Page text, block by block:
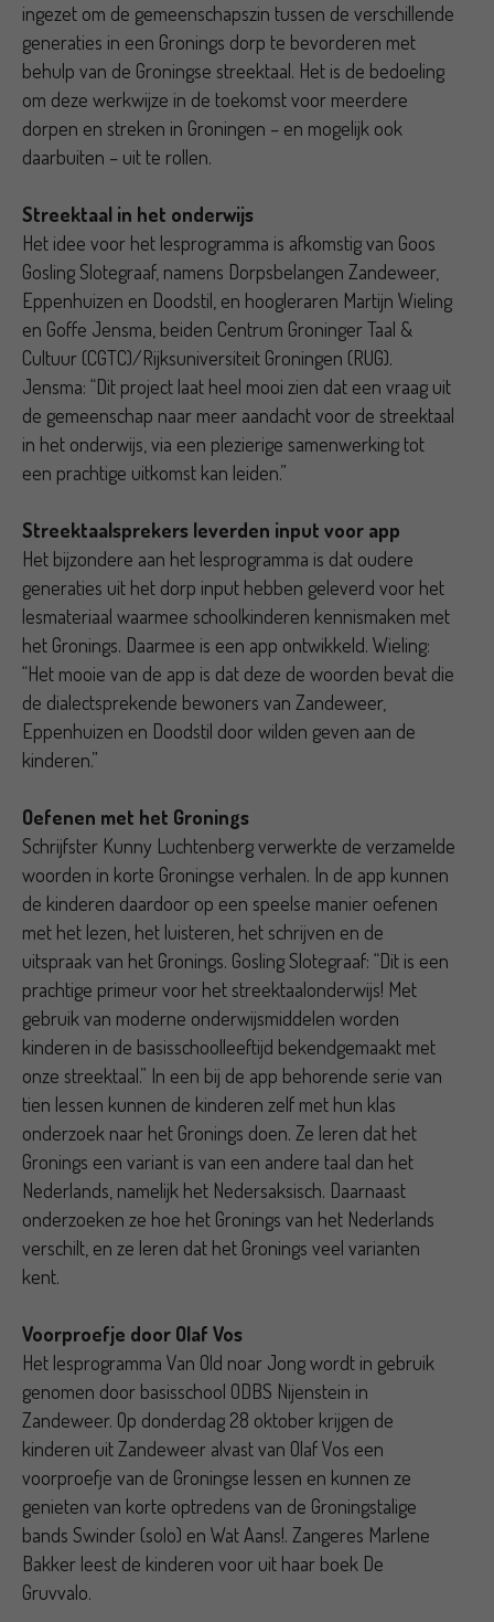
ingezet om de gemeenschapszin tussen de verschillende
generaties in een Gronings dorp te bevorderen met
behulp van de Groningse streektaal. Het is de bedoeling
om deze werkwijze in de toekomst voor meerdere
dorpen en streken in Groningen – en mogelijk ook
daarbuiten – uit te rollen.
Streektaal in het onderwijs
Het idee voor het lesprogramma is afkomstig van Goos
Gosling Slotegraaf, namens Dorpsbelangen Zandeweer,
Eppenhuizen en Doodstil, en hoogleraren Martijn Wieling
en Goffe Jensma, beiden Centrum Groninger Taal &
Cultuur (CGTC)/Rijksuniversiteit Groningen (RUG).
Jensma: “Dit project laat heel mooi zien dat een vraag uit
de gemeenschap naar meer aandacht voor de streektaal
in het onderwijs, via een plezierige samenwerking tot
een prachtige uitkomst kan leiden.”
Streektaalsprekers leverden input voor app
Het bijzondere aan het lesprogramma is dat oudere
generaties uit het dorp input hebben geleverd voor het
lesmateriaal waarmee schoolkinderen kennismaken met
het Gronings. Daarmee is een app ontwikkeld. Wieling:
“Het mooie van de app is dat deze de woorden bevat die
de dialectsprekende bewoners van Zandeweer,
Eppenhuizen en Doodstil door wilden geven aan de
kinderen.”
Oefenen met het Gronings
Schrijfster Kunny Luchtenberg verwerkte de verzamelde
woorden in korte Groningse verhalen. In de app kunnen
de kinderen daardoor op een speelse manier oefenen
met het lezen, het luisteren, het schrijven en de
uitspraak van het Gronings. Gosling Slotegraaf: “Dit is een
prachtige primeur voor het streektaalonderwijs! Met
gebruik van moderne onderwijsmiddelen worden
kinderen in de basisschoolleeftijd bekendgemaakt met
onze streektaal.” In een bij de app behorende serie van
tien lessen kunnen de kinderen zelf met hun klas
onderzoek naar het Gronings doen. Ze leren dat het
Gronings een variant is van een andere taal dan het
Nederlands, namelijk het Nedersaksisch. Daarnaast
onderzoeken ze hoe het Gronings van het Nederlands
verschilt, en ze leren dat het Gronings veel varianten
kent.
Voorproefje door Olaf Vos
Het lesprogramma Van Old noar Jong wordt in gebruik
genomen door basisschool ODBS Nijenstein in
Zandeweer. Op donderdag 28 oktober krijgen de
kinderen uit Zandeweer alvast van Olaf Vos een
voorproefje van de Groningse lessen en kunnen ze
genieten van korte optredens van de Groningstalige
bands Swinder (solo) en Wat Aans!. Zangeres Marlene
Bakker leest de kinderen voor uit haar boek De
Gruvvalo.